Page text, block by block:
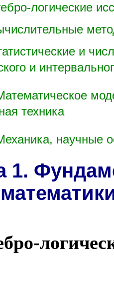
логические
и
и
техника
научные
1.